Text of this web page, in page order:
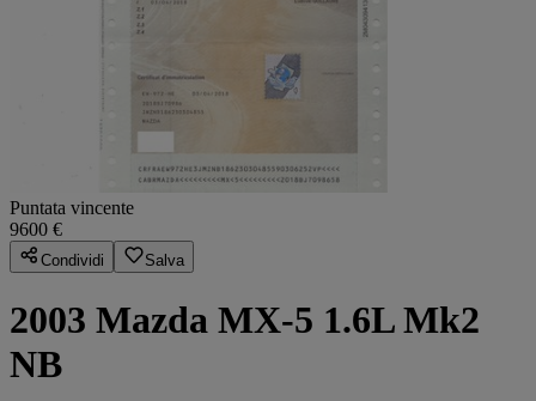
Puntata vincente
9600 €
Condividi Salva
2003 Mazda MX-5 1.6L Mk2
NB